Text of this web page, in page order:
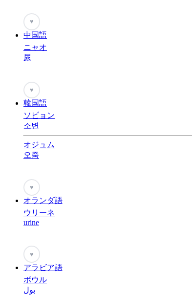
♥
中国語
ニャオ
尿
♥
韓国語
ソビョン
소변
オジュム
오줌
♥
オランダ語
ウリーネ
urine
♥
アラビア語
ボウル
بول